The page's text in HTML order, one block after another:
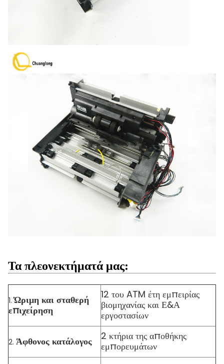
Τα πλεονεκτήματά μας:
1.Ώριμη και σταθερή
επιχείρηση
12 του ATM έτη εμπειρίας
βιομηχανίας και Ε&Α
εργοστασίων
2. Άφθονος κατάλογος
2 κτήρια της αποθήκης
εμπορευμάτων